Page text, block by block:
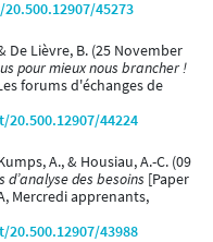
45273
De Lièvre, B. (25 November
pour mieux nous brancher !
forums d'échanges de
44224
A., & Housiau, A.-C. (09
d’analyse des besoins [Paper
Mercredi apprenants,
43988